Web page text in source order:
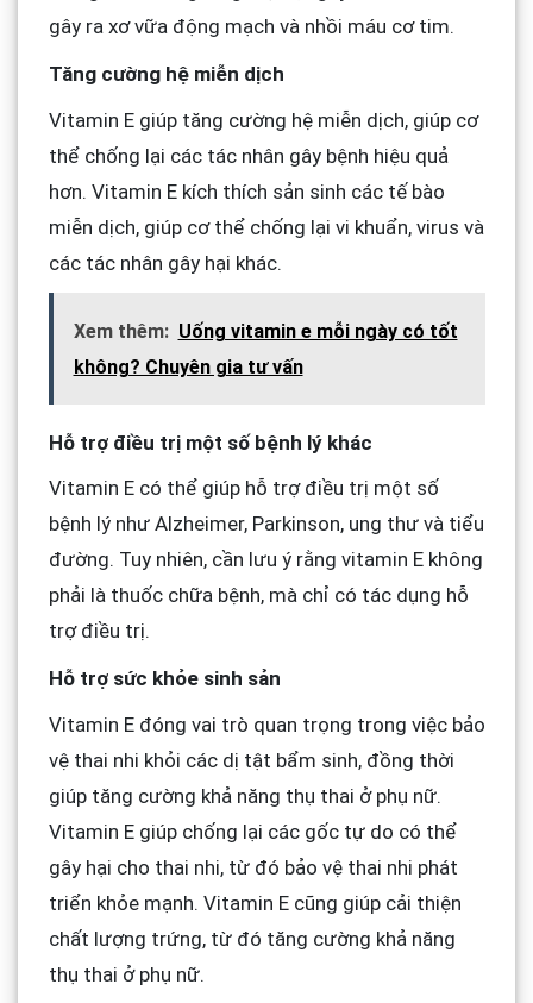
gây ra xơ vữa động mạch và nhồi máu cơ tim.
Tăng cường hệ miễn dịch
Vitamin E giúp tăng cường hệ miễn dịch, giúp cơ
thể chống lại các tác nhân gây bệnh hiệu quả
hơn. Vitamin E kích thích sản sinh các tế bào
miễn dịch, giúp cơ thể chống lại vi khuẩn, virus và
các tác nhân gây hại khác.
Xem thêm: Uống vitamin e mỗi ngày có tốt
không? Chuyên gia tư vấn
Hỗ trợ điều trị một số bệnh lý khác
Vitamin E có thể giúp hỗ trợ điều trị một số
bệnh lý như Alzheimer, Parkinson, ung thư và tiểu
đường. Tuy nhiên, cần lưu ý rằng vitamin E không
phải là thuốc chữa bệnh, mà chỉ có tác dụng hỗ
trợ điều trị.
Hỗ trợ sức khỏe sinh sản
Vitamin E đóng vai trò quan trọng trong việc bảo
vệ thai nhi khỏi các dị tật bẩm sinh, đồng thời
giúp tăng cường khả năng thụ thai ở phụ nữ.
Vitamin E giúp chống lại các gốc tự do có thể
gây hại cho thai nhi, từ đó bảo vệ thai nhi phát
triển khỏe mạnh. Vitamin E cũng giúp cải thiện
chất lượng trứng, từ đó tăng cường khả năng
thụ thai ở phụ nữ.